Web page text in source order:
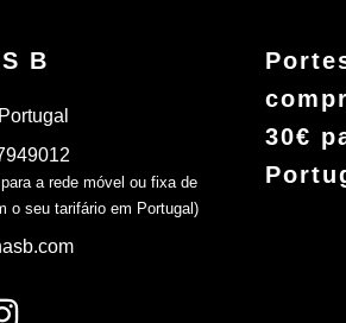
B
a rede móvel ou fixa de
o seu tarifário em Portugal)
30€